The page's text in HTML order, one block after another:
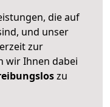
die auf
und unser
zur
wir Ihnen dabei
zu